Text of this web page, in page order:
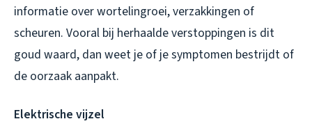
informatie over wortelingroei, verzakkingen of
scheuren. Vooral bij herhaalde verstoppingen is dit
goud waard, dan weet je of je symptomen bestrijdt of
de oorzaak aanpakt.
Elektrische vijzel